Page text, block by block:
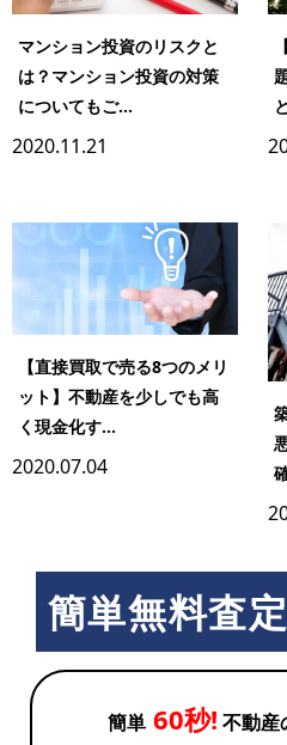
マンション投資のリスクと
は？マンション投資の対策
についてもご...
2020.11.21
【直接買取で売る8つのメリ
ット】不動産を少しでも高
く現金化す...
2020.07.04
簡単無料査
簡単 60秒! 不動産